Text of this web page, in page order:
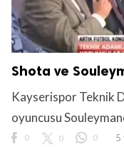
Shota ve
Kayserispor Teknik
oyuncusu
0 0 0 5